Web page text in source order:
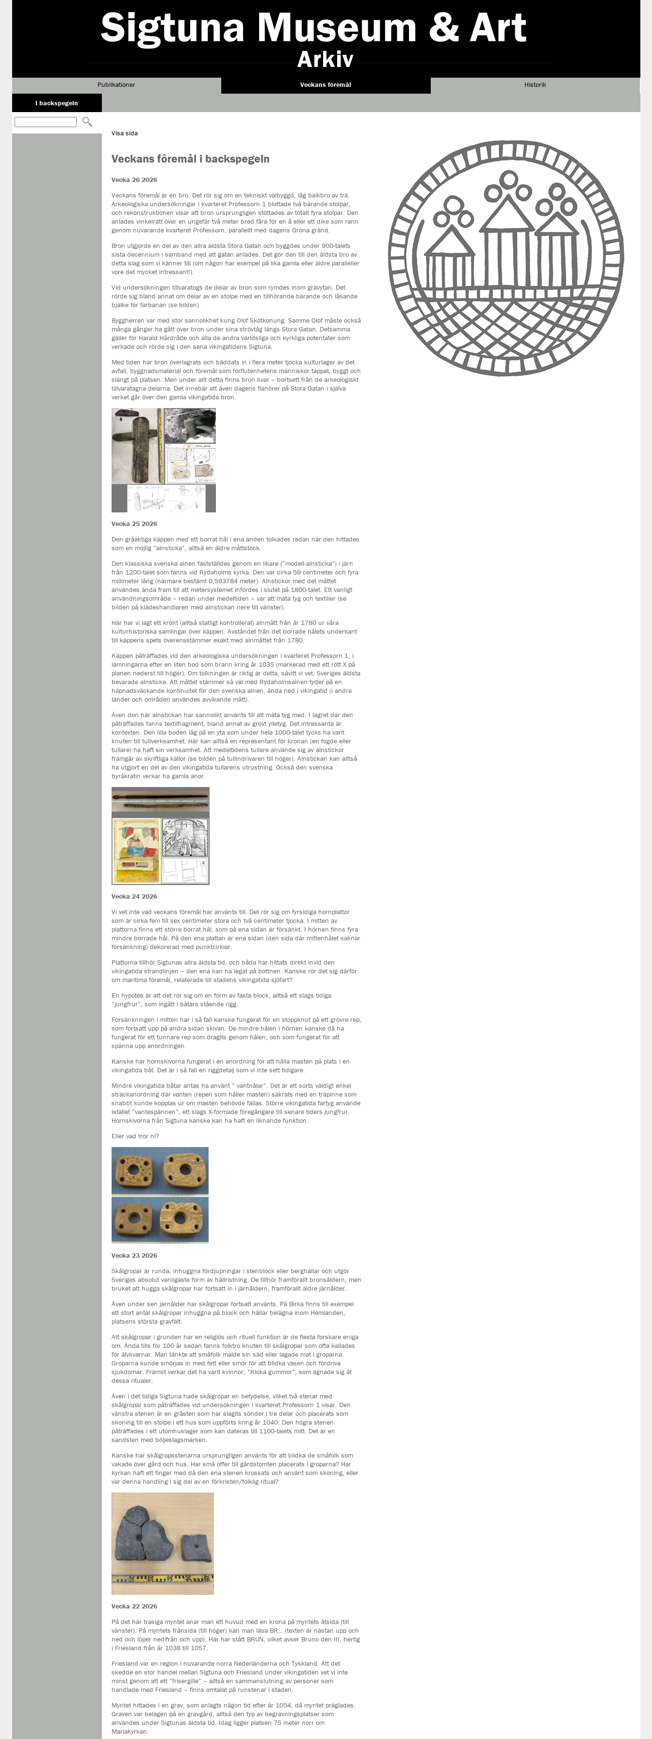
Publikationer Veckans föremål Historik
I backspegeln
Visa sida
Veckans föremål i backspegeln
Vecka 26 2026
Veckans föremål är en bro. Det rör sig om en tekniskt välbyggd, låg balkbro av trä.
Arkeologiska undersökningar i kvarteret Professorn 1 blottade två bärande stolpar,
och rekonstruktionen visar att bron ursprungligen stöttades av totalt fyra stolpar. Den
anlades vinkelrätt över en ungefär två meter bred fåra för en å eller ett dike som rann
genom nuvarande kvarteret Professorn, parallellt med dagens Gröna gränd.
Bron utgjorde en del av den allra äldsta Stora Gatan och byggdes under 900-talets
sista decennium i samband med att gatan anlades. Det gör den till den äldsta bro av
detta slag som vi känner till (om någon har exempel på lika gamla eller äldre paralleller
vore det mycket intressant!).
Vid undersökningen tillvaratogs de delar av bron som rymdes inom grävytan. Det
rörde sig bland annat om delar av en stolpe med en tillhörande bärande och låsande
bjälke för farbanan (se bilden).
Byggherren var med stor sannolikhet kung Olof Skötkonung. Samme Olof måste också
många gånger ha gått över bron under sina strövtåg längs Stora Gatan. Detsamma
gäller för Harald Hårdråde och alla de andra världsliga och kyrkliga potentater som
verkade och rörde sig i den sena vikingatidens Sigtuna.
Med tiden har bron överlagrats och bäddats in i flera meter tjocka kulturlager av det
avfall, byggnadsmaterial och föremål som förflutenhetens människor tappat, byggt och
slängt på platsen. Men under allt detta finns bron kvar – bortsett från de arkeologiskt
tillvaratagna delarna. Det innebär att även dagens flanörer på Stora Gatan i själva
verket går över den gamla vikingatida bron.
Vecka 25 2026
Den gråaktiga käppen med ett borrat hål i ena änden tolkades redan när den hittades
som en möjlig ”alnsticka”, alltså en äldre måttstock.
Den klassiska svenska alnen fastställdes genom en likare (”modell-alnsticka”) i järn
från 1200-talet som fanns vid Rydaholms kyrka. Den var cirka 59 centimeter och fyra
millimeter lång (närmare bestämt 0,593784 meter). Alnstickor med det måttet
användes ända fram till att metersystemet infördes i slutet på 1800-talet. Ett vanligt
användningsområde – redan under medeltiden – var att mäta tyg och textilier (se
bilden på klädeshandlaren med alnstickan nere till vänster).
Här har vi lagt ett krönt (alltså statligt kontrollerat) alnmått från år 1780 ur våra
kulturhistoriska samlingar över käppen. Avståndet från det borrade hålets underkant
till käppens spets överensstämmer exakt med alnmåttet från 1780.
Käppen påträffades vid den arkeologiska undersökningen i kvarteret Professorn 1, i
lämningarna efter en liten bod som brann kring år 1035 (markerad med ett rött X på
planen nederst till höger). Om tolkningen är riktig är detta, såvitt vi vet, Sveriges äldsta
bevarade alnsticka. Att måttet stämmer så väl med Rydaholmsalnen tyder på en
häpnadsväckande kontinuitet för den svenska alnen, ända ned i vikingatid (i andra
länder och områden användes avvikande mått).
Även den här alnstickan har sannolikt använts till att mäta tyg med. I lagret där den
påträffades fanns textilfragment, bland annat av grovt ylletyg. Det intressanta är
kontexten. Den lilla boden låg på en yta som under hela 1000-talet tycks ha varit
knuten till tullverksamhet. Här kan alltså en representant för kronan (en fogde eller
tullare) ha haft sin verksamhet. Att medeltidens tullare använde sig av alnstickor
framgår av skriftliga källor (se bilden på tullindrivaren till höger). Alnstickan kan alltså
ha utgjort en del av den vikingatida tullarens utrustning. Också den svenska
byråkratin verkar ha gamla anor.
Vecka 24 2026
Vi vet inte vad veckans föremål har använts till. Det rör sig om fyrsidiga hornplattor
som är cirka fem till sex centimeter stora och två centimeter tjocka. I mitten av
plattorna finns ett större borrat hål, som på ena sidan är försänkt. I hörnen finns fyra
mindre borrade hål. På den ena plattan är ena sidan (den sida där mittenhålet saknar
försänkning) dekorerad med punktcirklar.
Plattorna tillhör Sigtunas allra äldsta tid, och båda har hittats direkt invid den
vikingatida strandlinjen – den ena kan ha legat på bottnen. Kanske rör det sig därför
om maritima föremål, relaterade till stadens vikingatida sjöfart?
En hypotes är att det rör sig om en form av fasta block, alltså ett slags tidiga
”jungfrur”, som ingått i båtars stående rigg.
Försänkningen i mitten har i så fall kanske fungerat för en stoppknut på ett grövre rep,
som fortsatt upp på andra sidan skivan. De mindre hålen i hörnen kanske då ha
fungerat för ett tunnare rep som dragits genom hålen, och som fungerat för att
spänna upp anordningen.
Kanske har hornskivorna fungerat i en anordning för att hålla masten på plats i en
vikingatida båt. Det är i så fall en riggdetalj som vi inte sett tidigare.
Mindre vikingatida båtar antas ha använt ” vantnålar”. Det är ett sorts väldigt enkel
sträckanordning där vanten (repen som håller masten) säkrats med en träpinne som
snabbt kunde kopplas ur om masten behövde fällas. Större vikingatida fartyg använde
istället ”vantespännen”, ett slags X-formade föregångare till senare tiders jungfrur.
Hornskivorna från Sigtuna kanske kan ha haft en liknande funktion.
Eller vad tror ni?
Vecka 23 2026
Skålgropar är runda, inhuggna fördjupningar i stenblock eller berghällar och utgör
Sveriges absolut vanligaste form av hällristning. De tillhör framförallt bronsåldern, men
bruket att hugga skålgropar har fortsatt in i järnåldern, framförallt äldre järnålder.
Även under sen järnålder har skålgropar fortsatt använts. På Birka finns till exempel
ett stort antal skålgropar inhuggna på block och hällar belägna inom Hemlanden,
platsens största gravfält.
Att skålgropar i grunden har en religiös och rituell funktion är de flesta forskare eniga
om. Ända tills för 100 år sedan fanns folktro knuten till skålgropar som ofta kallades
för älvkvarnar. Man tänkte att småfolk malde sin säd eller lagade mat i groparna.
Groparna kunde smörjas in med fett eller smör för att blidka väsen och fördriva
sjukdomar. Främst verkar det ha varit kvinnor, ”Kloka gummor”, som ägnade sig åt
dessa ritualer.
Även i det tidiga Sigtuna hade skålgropar en betydelse, vilket två stenar med
skålgropar som påträffades vid undersökningen i kvarteret Professorn 1 visar. Den
vänstra stenen är en gråsten som har slagits sönder i tre delar och placerats som
skoning till en stolpe i ett hus som uppförts kring år 1040. Den högra stenen
påträffades i ett utomhuslager som kan dateras till 1100-talets mitt. Det är en
sandsten med böljeslagsmärken.
Kanske har skålgropsstenarna ursprungligen använts för att blidka de småfolk som
vakade över gård och hus. Har små offer till gårdstomten placerats i groparna? Har
kyrkan haft ett finger med då den ena stenen krossats och använt som skoning, eller
var denna handling i sig del av en förkristen/folklig ritual?
Vecka 22 2026
På det här trasiga myntet anar man ett huvud med en krona på myntets åtsida (till
vänster). På myntets frånsida (till höger) kan man läsa BR… (texten är nästan upp och
ned och löper nedifrån och upp). Här har stått BRUN, vilket avser Bruno den III, hertig
i Friesland från år 1038 till 1057.
Friesland var en region i nuvarande norra Nederländerna och Tyskland. Att det
skedde en stor handel mellan Sigtuna och Friesland under vikingatiden vet vi inte
minst genom att ett ”frisergille” – alltså en sammanslutning av personer som
handlade med Friesland – finns omtalat på runstenar i staden.
Myntet hittades i en grav, som anlagts någon tid efter år 1054, då myntet präglades.
Graven var belägen på en gravgård, alltså den typ av begravningsplatser som
användes under Sigtunas äldsta tid. Idag ligger platsen 75 meter norr om
Mariakyrkan.